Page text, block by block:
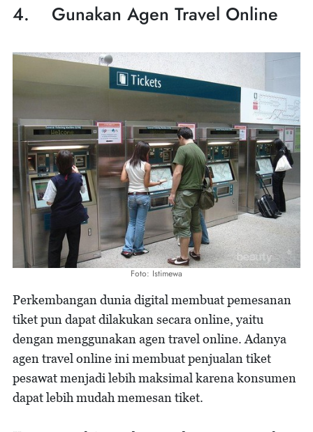
4. Gunakan Agen Travel Online
Foto: Istimewa
Perkembangan dunia digital membuat pemesanan
tiket pun dapat dilakukan secara online, yaitu
dengan menggunakan agen travel online. Adanya
agen travel online ini membuat penjualan tiket
pesawat menjadi lebih maksimal karena konsumen
dapat lebih mudah memesan tiket.